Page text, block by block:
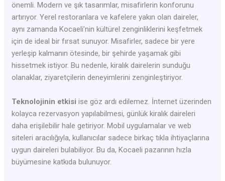
önemli. Modern ve şık tasarımlar, misafirlerin konforunu
artırıyor. Yerel restoranlara ve kafelere yakın olan daireler,
aynı zamanda Kocaeli’nin kültürel zenginliklerini keşfetmek
için de ideal bir fırsat sunuyor. Misafirler, sadece bir yere
yerleşip kalmanın ötesinde, bir şehirde yaşamak gibi
hissetmek istiyor. Bu nedenle, kiralık dairelerin sunduğu
olanaklar, ziyaretçilerin deneyimlerini zenginleştiriyor.
Teknolojinin etkisi ise göz ardı edilemez. İnternet üzerinden
kolayca rezervasyon yapılabilmesi, günlük kiralık daireleri
daha erişilebilir hale getiriyor. Mobil uygulamalar ve web
siteleri aracılığıyla, kullanıcılar sadece birkaç tıkla ihtiyaçlarına
uygun daireleri bulabiliyor. Bu da, Kocaeli pazarının hızla
büyümesine katkıda bulunuyor.